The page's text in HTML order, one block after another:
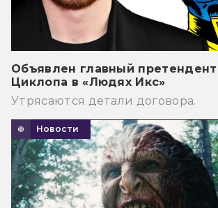
Объявлен главный
Циклопа в «Людях Икс»
Утрясаются детали договора.
Новости